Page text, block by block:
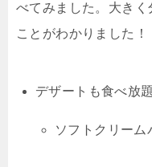
べてみました。大き
ことがわかりました！
デザートも食べ放題
ソフトクリーム